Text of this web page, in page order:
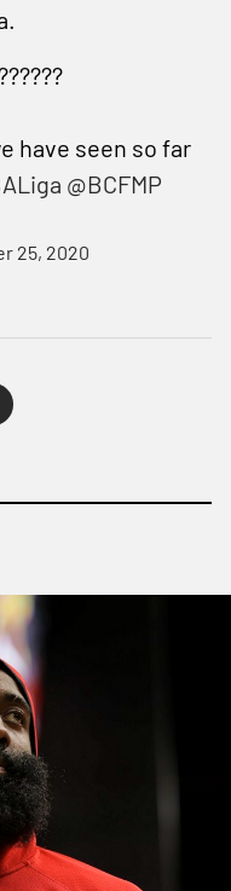
have seen so far
@BCFMP
25, 2020